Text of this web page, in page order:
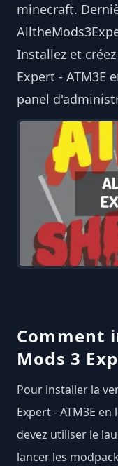
minecraft.
Installez et
Expert - ATM3E
panel
Comment
Mods 3
Pour installer la
Expert - ATM3E
devez utiliser le
lancer les